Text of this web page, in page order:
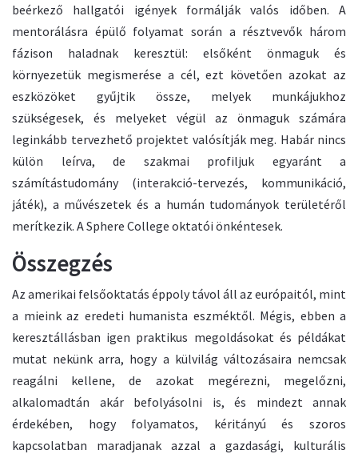
beérkező hallgatói igények formálják valós időben. A
mentorálásra épülő folyamat során a résztvevők három
fázison haladnak keresztül: elsőként önmaguk és
környezetük megismerése a cél, ezt követően azokat az
eszközöket gyűjtik össze, melyek munkájukhoz
szükségesek, és melyeket végül az önmaguk számára
leginkább tervezhető projektet valósítják meg. Habár nincs
külön leírva, de szakmai profiljuk egyaránt a
számítástudomány (interakció-tervezés, kommunikáció,
játék), a művészetek és a humán tudományok területéről
merítkezik. A Sphere College oktatói önkéntesek.
Összegzés
Az amerikai felsőoktatás éppoly távol áll az európaitól, mint
a mieink az eredeti humanista eszméktől. Mégis, ebben a
keresztállásban igen praktikus megoldásokat és példákat
mutat nekünk arra, hogy a külvilág változásaira nemcsak
reagálni kellene, de azokat megérezni, megelőzni,
alkalomadtán akár befolyásolni is, és mindezt annak
érdekében, hogy folyamatos, kéritányú és szoros
kapcsolatban maradjanak azzal a gazdasági, kulturális